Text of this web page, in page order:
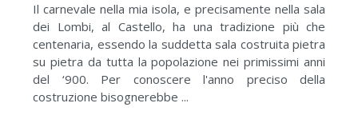
Il carnevale nella mia isola, e precisamente nella sala
dei Lombi, al Castello, ha una tradizione più che
centenaria, essendo la suddetta sala costruita pietra
su pietra da tutta la popolazione nei primissimi anni
del ‘900. Per conoscere l'anno preciso della
costruzione bisognerebbe ...